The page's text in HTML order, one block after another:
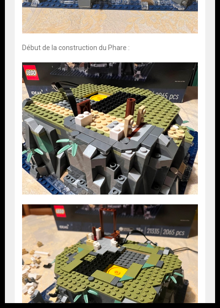
Début de la construction du Phare :